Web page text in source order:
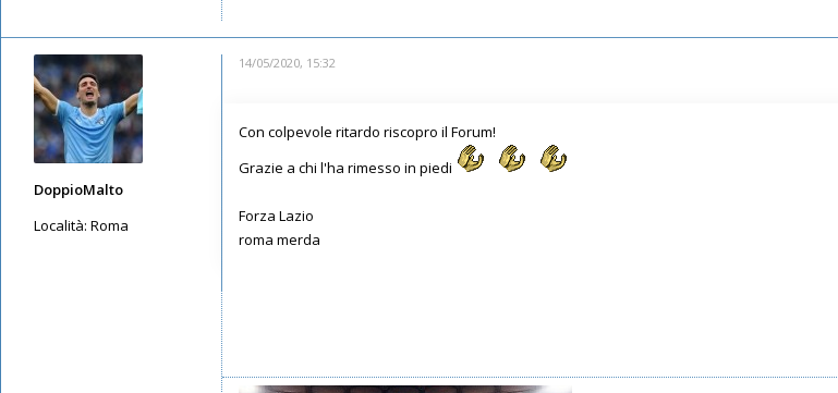
DoppioMalto
Località: Roma
14/05/2020, 15:32
Con colpevole ritardo riscopro il Forum!
Grazie a chi l'ha rimesso in piedi
Forza Lazio
roma merda